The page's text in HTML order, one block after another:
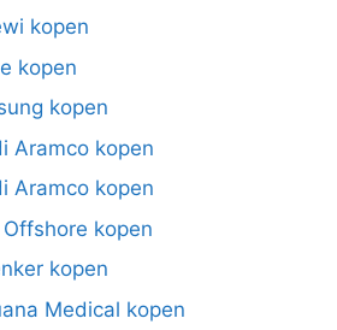
kopen
kopen
kopen
Aramco kopen
Aramco kopen
kopen
kopen
Medical kopen